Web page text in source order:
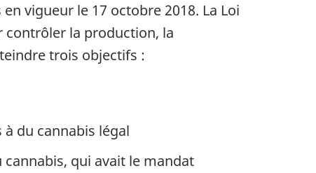
vigueur le 17 octobre 2018. La Loi
contrôler la production, la
trois objectifs :
du cannabis légal
qui avait le mandat